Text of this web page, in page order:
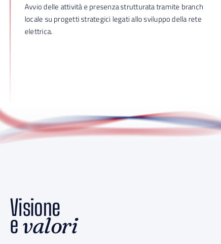
Avvio delle attività e presenza strutturata tramite branch
locale su progetti strategici legati allo sviluppo della rete
elettrica.
Visione
evalori